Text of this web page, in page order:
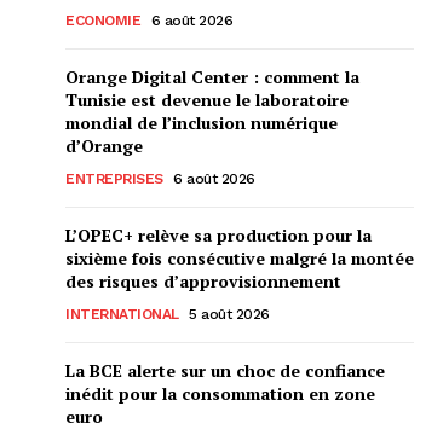
ECONOMIE 6 août 2026
Orange Digital Center : comment la
Tunisie est devenue le laboratoire
mondial de l’inclusion numérique
d’Orange
ENTREPRISES 6 août 2026
L’OPEC+ relève sa production pour la
sixième fois consécutive malgré la montée
des risques d’approvisionnement
INTERNATIONAL 5 août 2026
La BCE alerte sur un choc de confiance
inédit pour la consommation en zone
euro